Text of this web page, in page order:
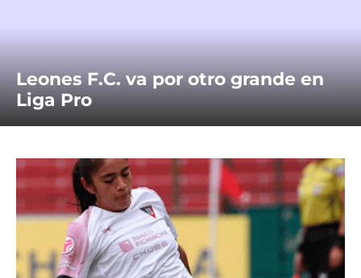
Leones F.C. va por otro grande en
Liga Pro